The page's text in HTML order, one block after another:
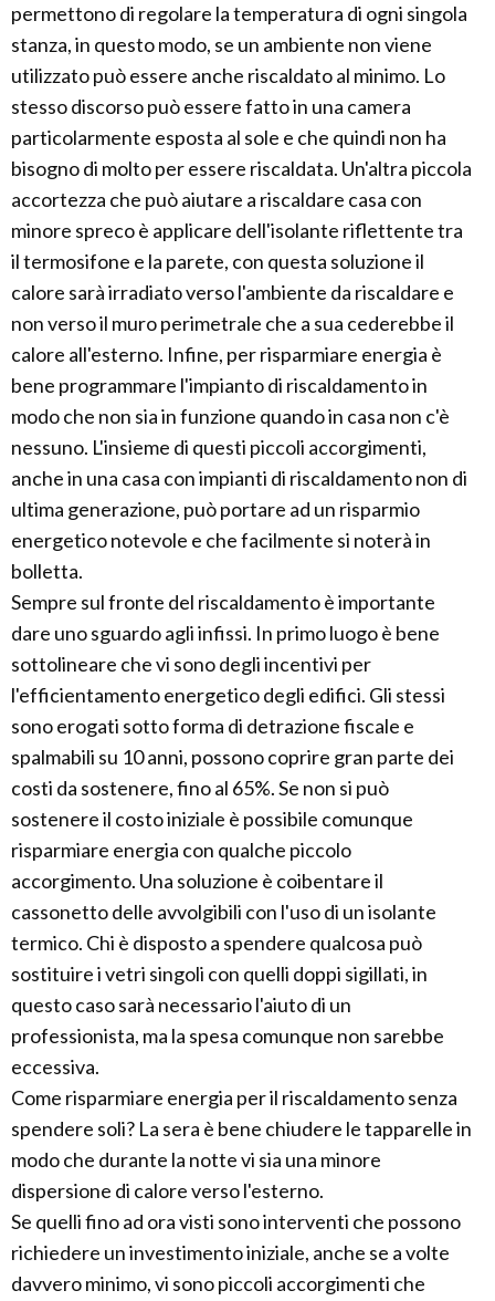
permettono di regolare la temperatura di ogni singola
stanza, in questo modo, se un ambiente non viene
utilizzato può essere anche riscaldato al minimo. Lo
stesso discorso può essere fatto in una camera
particolarmente esposta al sole e che quindi non ha
bisogno di molto per essere riscaldata. Un'altra piccola
accortezza che può aiutare a riscaldare casa con
minore spreco è applicare dell'isolante riflettente tra
il termosifone e la parete, con questa soluzione il
calore sarà irradiato verso l'ambiente da riscaldare e
non verso il muro perimetrale che a sua cederebbe il
calore all'esterno. Infine, per risparmiare energia è
bene programmare l'impianto di riscaldamento in
modo che non sia in funzione quando in casa non c'è
nessuno. L'insieme di questi piccoli accorgimenti,
anche in una casa con impianti di riscaldamento non di
ultima generazione, può portare ad un risparmio
energetico notevole e che facilmente si noterà in
bolletta.
Sempre sul fronte del riscaldamento è importante
dare uno sguardo agli infissi. In primo luogo è bene
sottolineare che vi sono degli incentivi per
l'efficientamento energetico degli edifici. Gli stessi
sono erogati sotto forma di detrazione fiscale e
spalmabili su 10 anni, possono coprire gran parte dei
costi da sostenere, fino al 65%. Se non si può
sostenere il costo iniziale è possibile comunque
risparmiare energia con qualche piccolo
accorgimento. Una soluzione è coibentare il
cassonetto delle avvolgibili con l'uso di un isolante
termico. Chi è disposto a spendere qualcosa può
sostituire i vetri singoli con quelli doppi sigillati, in
questo caso sarà necessario l'aiuto di un
professionista, ma la spesa comunque non sarebbe
eccessiva.
Come risparmiare energia per il riscaldamento senza
spendere soli? La sera è bene chiudere le tapparelle in
modo che durante la notte vi sia una minore
dispersione di calore verso l'esterno.
Se quelli fino ad ora visti sono interventi che possono
richiedere un investimento iniziale, anche se a volte
davvero minimo, vi sono piccoli accorgimenti che